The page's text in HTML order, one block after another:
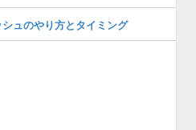
ュのやり方とタイミング